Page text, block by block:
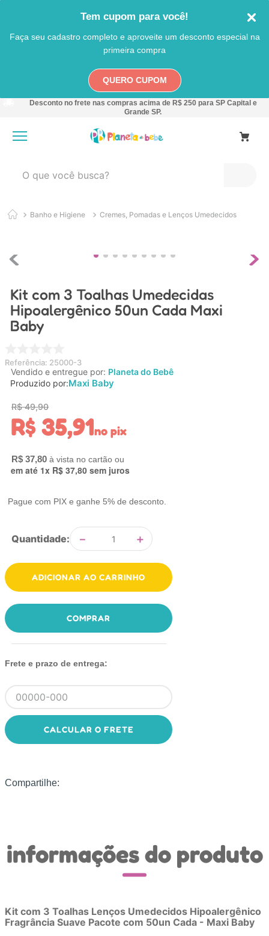
Tem cupom para você!
Faça seu cadastro completo e aproveite um desconto especial na
primeira compra
QUERO CUPOM
Desconto no frete nas compras acima de R$ 250 para SP Capital e
Grande SP.
Banho e Higiene Cremes, Pomadas e Lenços Umedecidos
Kit com 3 Toalhas Umedecidas
Hipoalergênico 50un Cada Maxi
Baby
Referência: 25000-3
Vendido e entregue por: Planeta do Bebê
Produzido por:Maxi Baby
R$ 49,90
R$ 35,91no pix
R$ 37,80
em até 1x R$ 37,80 sem juros
Pague com PIX e ganhe 5% de desconto.
Quantidade ＋
－
ADICIONAR AO CARRINHO
COMPRAR
Frete e prazo de entrega:
CALCULAR O FRETE
Compartilhe:
informações do produto
Kit com 3 Toalhas Lenços Umedecidos Hipoalergênico
Fragrância Suave Pacote com 50un Cada - Maxi Baby
1 º
carro
5
chupeta
6º
nuk
8º
mamadeira
9º
brinquedo banho
10º carro eletrico